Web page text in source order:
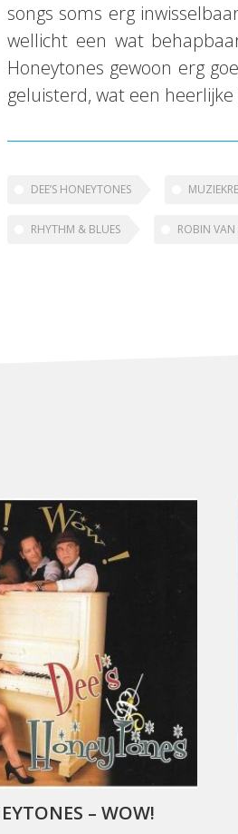
songs soms erg
wellicht een wat
Honeytones gewoon erg
geluisterd, wat een
DEE’S HONEYTONES
RHYTHM & BLUES ROBIN VAN
– WOW!